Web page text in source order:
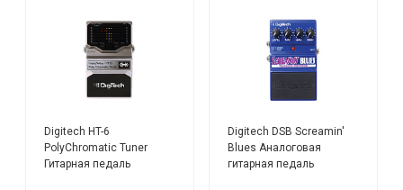
Digitech HT-6
PolyChromatic Tuner
Гитарная педаль
Digitech DSB Screamin'
Blues Аналоговая
гитарная педаль